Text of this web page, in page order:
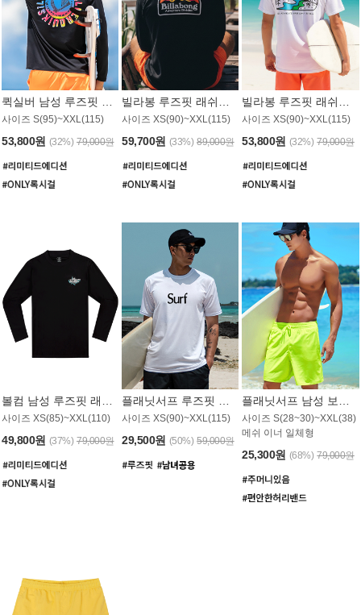
사이즈 S(95)~XXL(115)
53,800원 (32%) 79,000원
사이즈 XS(90)~XXL(115)
59,700원 (33%) 89,000원
사이즈 XS(90)~XXL(115)
53,800원 (32%) 79,000원
사이즈 XS(85)~XXL(110)
49,800원 (37%) 79,000원
사이즈 XS(90)~XXL(115)
29,500원 (50%) 59,000원
사이즈 S(28~30)~XXL(38)
메쉬 이너 일체형
25,300원 (68%) 79,000원